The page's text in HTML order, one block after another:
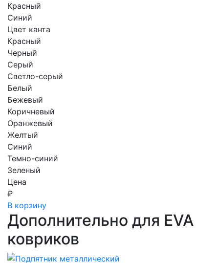
Красный
Синий
Цвет канта
Красный
Черный
Серый
Светло-серый
Белый
Бежевый
Коричневый
Оранжевый
Желтый
Синий
Темно-синий
Зеленый
Цена
₽
В корзину
Дополнительно для EVA
ковриков